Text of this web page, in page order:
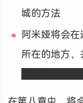
城的方法
阿米娅将会
所在的地方